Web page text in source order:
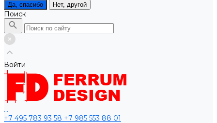
Да, спасибо Нет, другой
Поиск
Войти
...
+7 495 783 93 58 +7 985 553 88 01